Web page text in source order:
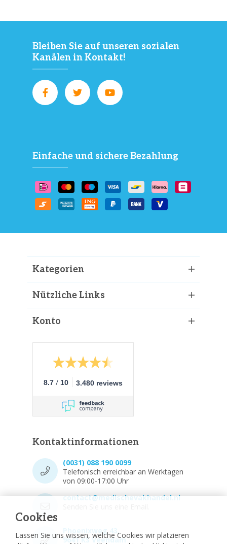
Cookies
Lassen Sie uns wissen, welche Cookies wir platzieren
Bleiben Sie auf unseren sozialen
Kanälen in Kontakt!
Einfache und sichere Bezahlung
Kategorien
Nützliche Links
Konto
8.7 / 10 3.480 reviews
Kontaktinformationen
(0031) 088 190 0099
Telefonisch erreichbar an Werktagen
von 09:00-17:00 Uhr
contact@medischevakhandel.nl
Phoenixweg 43,
9641 KS Veendam